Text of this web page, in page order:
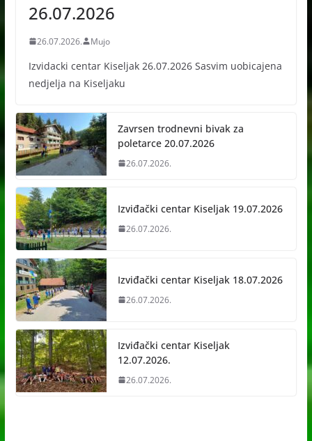
26.07.2026
26.07.2026. Mujo
Izvidacki centar Kiseljak 26.07.2026 Sasvim uobicajena
nedjelja na Kiseljaku
Zavrsen trodnevni bivak za
poletarce 20.07.2026
26.07.2026.
Izviđački centar Kiseljak 19.07.2026
26.07.2026.
Izviđački centar Kiseljak 18.07.2026
26.07.2026.
Izviđački centar Kiseljak
12.07.2026.
26.07.2026.